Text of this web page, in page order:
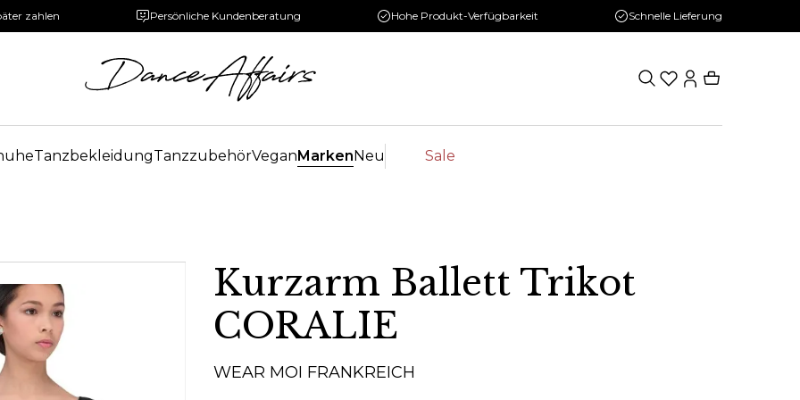
zahlen Persönliche Kundenberatung Hohe Produkt-Verfügbarkeit Schnelle Lieferung
TanzbekleidungTanzzubehörVeganMarkenNeu Sale
Kurzarm Ballett Trikot
CORALIE
WEAR MOI FRANKREICH